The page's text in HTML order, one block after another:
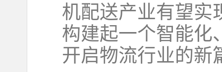
机配送产业有望实
构建起一个智能化
开启物流行业的新